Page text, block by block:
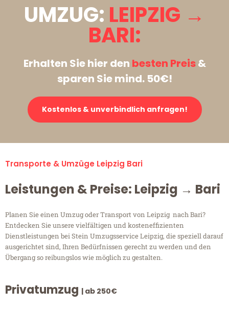
UMZUG: LEIPZIG →
BARI:
Erhalten Sie hier den besten Preis&
sparen Sie mind. 50€!
Kostenlos & unverbindlich anfragen!
Transporte & Umzüge Leipzig Bari
Leistungen & Preise: Leipzig → Bari
Planen Sie einen Umzug oder Transport von Leipzig nach Bari?
Entdecken Sie unsere vielfältigen und kosteneffizienten
Dienstleistungen bei Stein Umzugsservice Leipzig, die speziell darauf
ausgerichtet sind, Ihren Bedürfnissen gerecht zu werden und den
Übergang so reibungslos wie möglich zu gestalten.
Privatumzug | ab 250€